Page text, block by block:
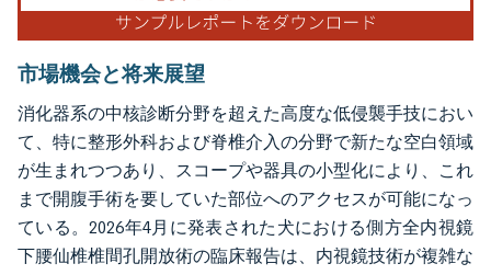
市場機会と将来展望
消化器系の中核診断分野を超えた高度な低侵襲手技におい
て、特に整形外科および脊椎介入の分野で新たな空白領域
が生まれつつあり、スコープや器具の小型化により、これ
まで開腹手術を要していた部位へのアクセスが可能になっ
ている。2026年4月に発表された犬における側方全内視鏡
下腰仙椎椎間孔開放術の臨床報告は、内視鏡技術が複雑な